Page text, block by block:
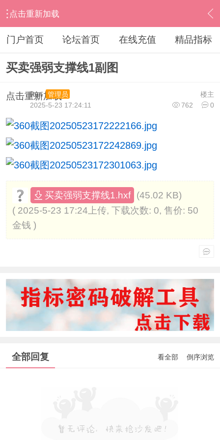
点击重新加载
› 其他股票软件 › 同花顺 › 内容
门户首页 论坛首页 在线充值 精品指标
买卖强弱支撑线1副图
点击重新加载 楼主
Run
管理员
762
0
2025-5-23 17:24:11
买卖强弱支撑线1.hxf
(45.02 KB)
( 2025-5-23 17:24上传, 下载次数: 0, 售价: 50
金钱 )
全部回复 看全部 倒序浏览